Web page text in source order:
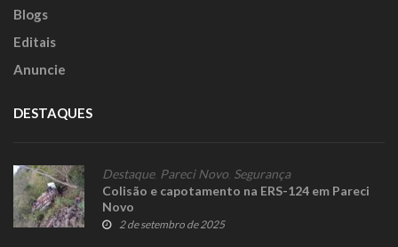
Blogs
Editais
Anuncie
DESTAQUES
Destaque, Pareci Novo Segurança
Colisão e capotamento na ERS-124 em Pareci
Novo
2 de setembro de 2025